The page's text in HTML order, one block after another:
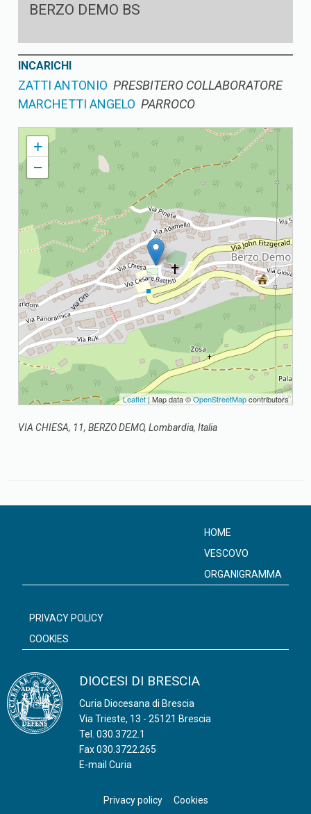
BERZO DEMO BS
INCARICHI
ZATTI ANTONIO PRESBITERO COLLABORATORE
MARCHETTI ANGELO PARROCO
BERZO PARROCCHIA DI S. EUSEBIO
+
−
Leaflet| Map data ©OpenStreetMapcontributors
VIA CHIESA, 11, BERZO DEMO, Lombardia, Italia
DIOCESI DI BRESCIA
Curia Diocesana di Brescia
Via Trieste, 13 - 25121 Brescia
Tel. 030.3722.1
Fax 030.3722.265
E-mail Curia
HOME
VESCOVO
ORGANIGRAMMA
PRIVACY POLICY
COOKIES
Privacy policy Cookies